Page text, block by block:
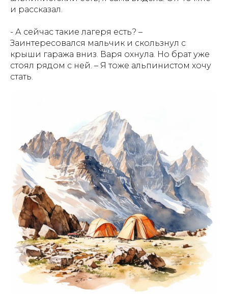
и рассказал.
- А сейчас такие лагеря есть? –
Заинтересовался мальчик и скользнул с
крыши гаража вниз. Варя охнула. Но брат уже
стоял рядом с ней. – Я тоже альпинистом хочу
стать.